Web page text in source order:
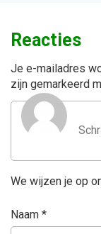
Reacties
Je e-mailadres
zijn gemarkeerd
We wijzen je op
Naam *